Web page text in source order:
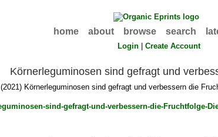
home about browse search
Login |Create Account
Körnerleguminosen sind gefragt und
(2021) Körnerleguminosen sind gefragt und verbessern die